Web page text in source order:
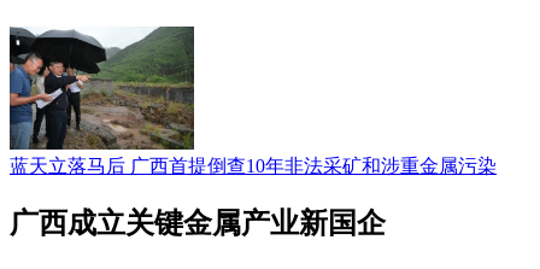
蓝天立落马后 广西首提倒查10年非法采矿和涉重金属污染
广西成立关键金属产业新国企